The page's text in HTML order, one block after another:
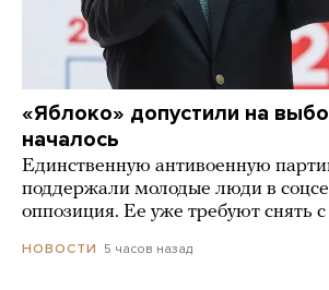
«Яблоко» допустили на
началось
Единственную антивоенную
поддержали молодые люди в
оппозиция. Ее уже требуют снять
НОВОСТИ 5 часов назад